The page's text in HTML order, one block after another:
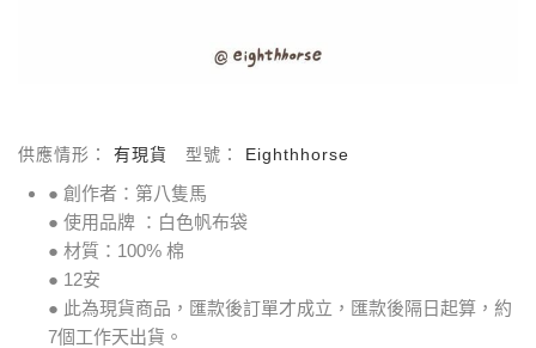
供應情形： 有現貨 型號： Eighthhorse
● 創作者：第八隻馬
● 使用品牌 ：白色帆布袋
● 材質：100% 棉
● 12安
● 此為現貨商品，匯款後訂單才成立，匯款後隔日起算，約
7個工作天出貨。